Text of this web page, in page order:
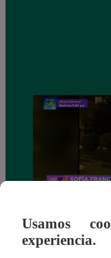
Sofía Franco
estado de ebriedad
Usamos
experiencia.